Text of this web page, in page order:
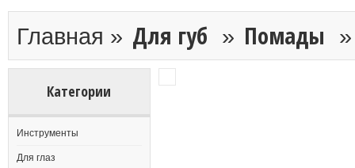
Главная » Для губ » Помады
Категории
Инструменты
Для глаз